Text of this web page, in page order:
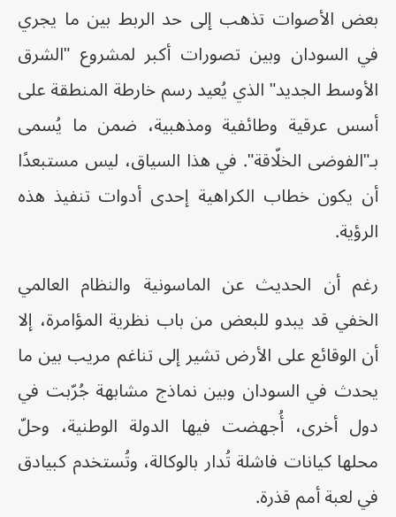
بعض الأصوات تذهب إلى حد الربط بين ما يجري
في السودان وبين تصورات أكبر لمشروع "الشرق
الأوسط الجديد" الذي يُعيد رسم خارطة المنطقة على
أسس عرقية وطائفية ومذهبية، ضمن ما يُسمى
بـ"الفوضى الخلّاقة". في هذا السياق، ليس مستبعدًا
أن يكون خطاب الكراهية إحدى أدوات تنفيذ هذه
الرؤية.
رغم أن الحديث عن الماسونية والنظام العالمي
الخفي قد يبدو للبعض من باب نظرية المؤامرة، إلا
أن الوقائع على الأرض تشير إلى تناغم مريب بين ما
يحدث في السودان وبين نماذج مشابهة جُرّبت في
دول أخرى، أُجهضت فيها الدولة الوطنية، وحلّ
محلها كيانات فاشلة تُدار بالوكالة، وتُستخدم كبيادق
في لعبة أمم قذرة.